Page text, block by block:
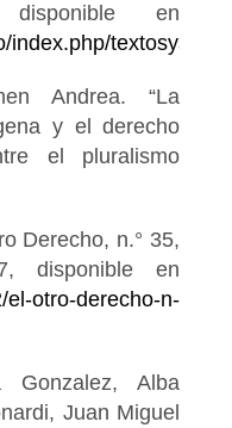
en
index.php/
Andrea. “La
y el derecho
el pluralismo
Derecho, n.° 35,
disponible en
el-otro-derecho-n-
Gonzalez, Alba
Juan Miguel